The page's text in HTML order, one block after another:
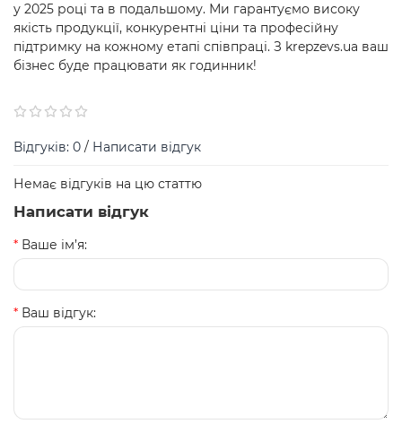
у 2025 році та в подальшому. Ми гарантуємо високу
якість продукції, конкурентні ціни та професійну
підтримку на кожному етапі співпраці. З krepzevs.ua ваш
бізнес буде працювати як годинник!
Відгуків: 0 / Написати відгук
Немає відгуків на цю статтю
Написати відгук
Ваше ім’я:
Ваш відгук: